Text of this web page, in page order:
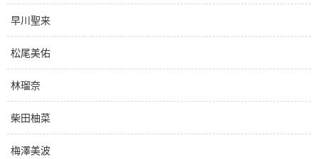
早川聖来
松尾美佑
林瑠奈
柴田柚菜
梅澤美波